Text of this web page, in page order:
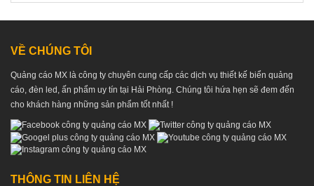
VỀ CHÚNG TÔI
Quảng cáo MX là công ty chuyên cung cấp các dịch vụ thiết kế biển quảng
cáo, đèn led, ấn phẩm uy tín tại Hải Phòng. Chúng tôi hứa hẹn sẽ đem đến
cho khách hàng những sản phẩm tốt nhất !
THÔNG TIN LIÊN HỆ